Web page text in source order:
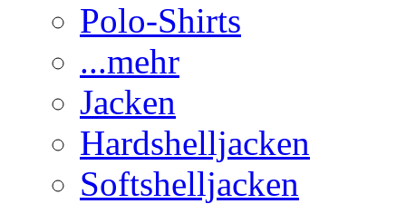
Polo-Shirts
...mehr
Jacken
Hardshelljacken
Softshelljacken